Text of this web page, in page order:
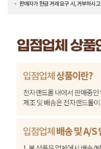
판매자가 현금 거래 요구 시, 거부하시고